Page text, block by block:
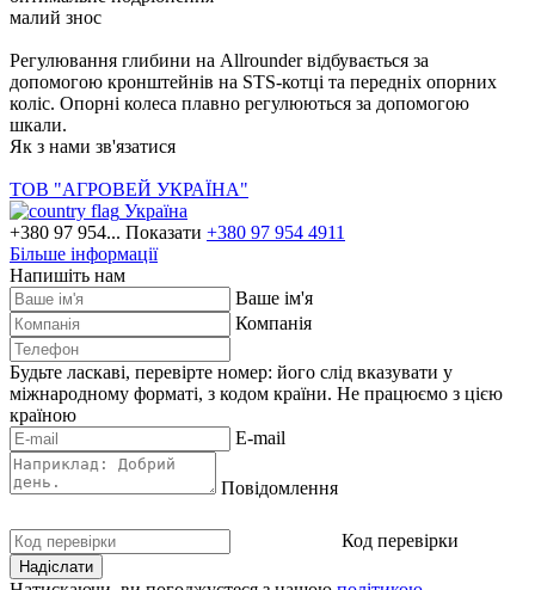
малий знос
Регулювання глибини на Allrounder відбувається за
допомогою кронштейнів на STS-котці та передніх опорних
коліс. Опорні колеса плавно регулюються за допомогою
шкали.
Як з нами зв'язатися
ТОВ "АГРОВЕЙ УКРАЇНА"
Україна
+380 97 954... Показати +380 97 954 4911
Більше інформації
Напишіть нам
Ваше ім'я
Компанія
Будьте ласкаві, перевірте номер: його слід вказувати у
міжнародному форматі, з кодом країни. Не працюємо з цією
країною
E-mail
Повідомлення
Код перевірки